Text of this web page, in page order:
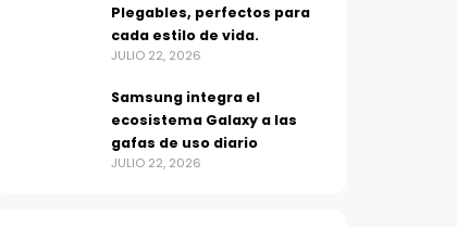
Plegables, perfectos para
cada estilo de vida.
JULIO 22, 2026
Samsung integra el
ecosistema Galaxy a las
gafas de uso diario
JULIO 22, 2026